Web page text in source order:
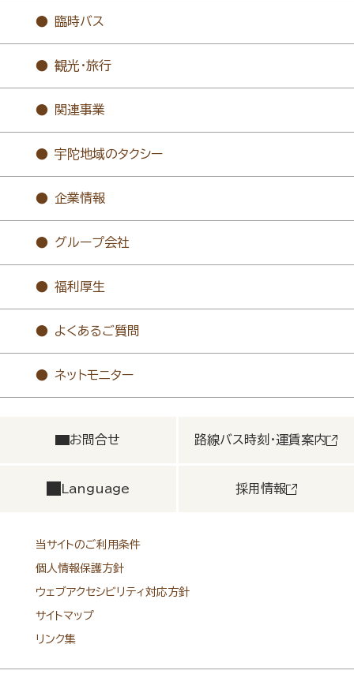
臨時バス
観光・旅行
関連事業
宇陀地域のタクシー
企業情報
グループ会社
福利厚生
よくあるご質問
ネットモニター
お問合せ 路線バス時刻・運賃案内
Language 採用情報
当サイトのご利用条件
個人情報保護方針
ウェブアクセシビリティ対応方針
サイトマップ
リンク集